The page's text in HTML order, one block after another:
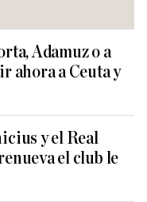
Adamuz o a
ahora a Ceuta y
y el Real
el club le